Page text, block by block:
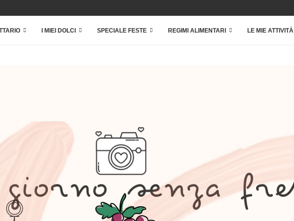
I MIEI DOLCI SPECIALE FESTE REGIMI ALIMENTARI LE MIE ATTIVITÀ